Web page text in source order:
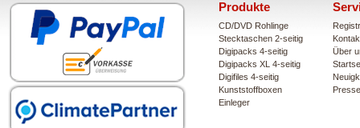
Produkte
CD/DVD Rohlinge
Stecktaschen 2-seitig
Digipacks 4-seitig
Digipacks XL 4-seitig
Digifiles 4-seitig
Kunststoffboxen
Einleger
Über